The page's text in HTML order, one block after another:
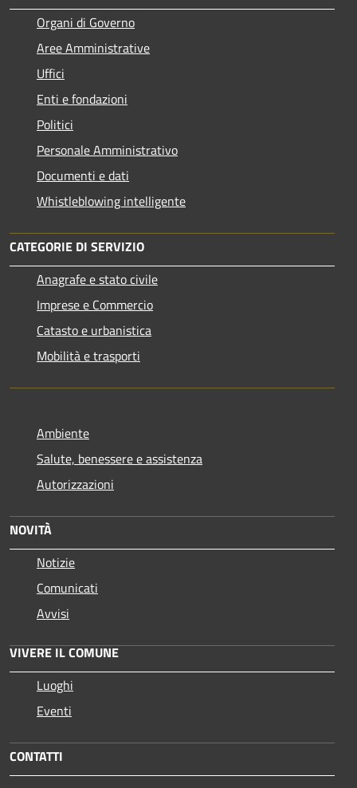
Organi di Governo
Aree Amministrative
Uffici
Enti e fondazioni
Politici
Personale Amministrativo
Documenti e dati
Whistleblowing intelligente
CATEGORIE DI SERVIZIO
Anagrafe e stato civile
Imprese e Commercio
Catasto e urbanistica
Mobilità e trasporti
Ambiente
Salute, benessere e assistenza
Autorizzazioni
NOVITÀ
Notizie
Comunicati
Avvisi
VIVERE IL COMUNE
Luoghi
Eventi
CONTATTI